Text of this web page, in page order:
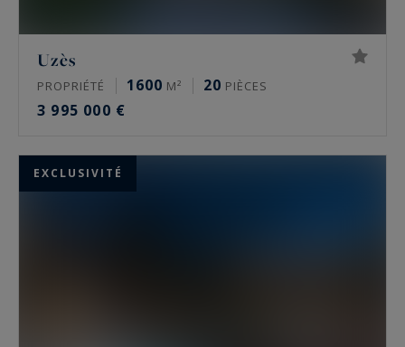
Uzès
PROPRIÉTÉ 1600 M² 20 PIÈCES
3 995 000 €
EXCLUSIVITÉ